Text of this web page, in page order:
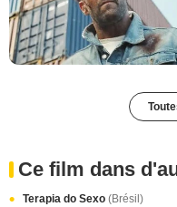
Ce film dans
Terapia do Sexo (Brésil)